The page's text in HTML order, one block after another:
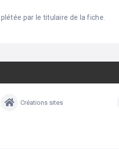
par le titulaire de la fiche.
Créations sites